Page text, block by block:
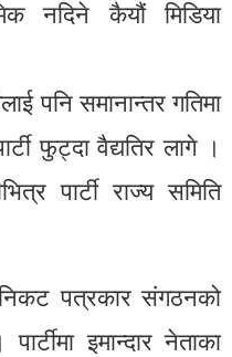
नदिने कैयौं मिडिया
पनि समानान्तर गतिमा
फुट्दा वैद्यतिर लागे ।
पार्टी राज्य समिति
पत्रकार संगठनको
इमान्दार नेताका